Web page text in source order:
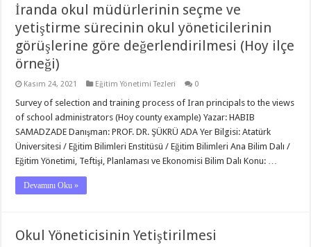
İranda okul müdürlerinin seçme ve
yetiştirme sürecinin okul yöneticilerinin
görüşlerine göre değerlendirilmesi (Hoy ilçe
örneği)
Kasım 24, 2021 Eğitim Yönetimi Tezleri 0
Survey of selection and training process of Iran principals to the views
of school administrators (Hoy county example) Yazar: HABIB
SAMADZADE Danışman: PROF. DR. ŞÜKRÜ ADA Yer Bilgisi: Atatürk
Üniversitesi / Eğitim Bilimleri Enstitüsü / Eğitim Bilimleri Ana Bilim Dalı /
Eğitim Yönetimi, Teftişi, Planlaması ve Ekonomisi Bilim Dalı Konu: …
Devamını Oku »
Okul Yöneticisinin Yetiştirilmesi